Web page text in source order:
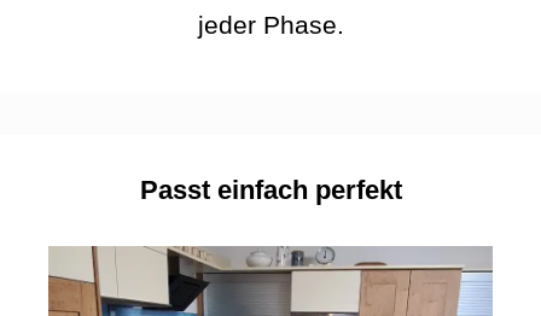
jeder Phase.
Passt einfach perfekt